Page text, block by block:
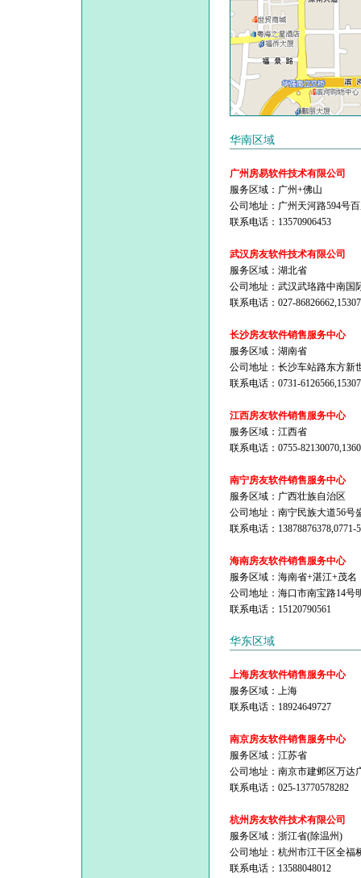
华南区域
广州房易软件技术有限公司
服务区域：广州+佛山
公司地址：广州天河路594号
联系电话：13570906453
武汉房友软件技术有限公司
服务区域：湖北省
公司地址：武汉武珞路中南国
联系电话：027-
长沙房友软件销售服务中心
服务区域：湖南省
公司地址：长沙车站路东方新
联系电话：0731-
江西房友软件销售服务中心
服务区域：江西省
联系电话：0755-
南宁房友软件销售服务中心
服务区域：广西壮族自治区
公司地址：南宁民族大道56号
联系电话：13878876378,0771-
海南房友软件销售服务中心
服务区域：海南省+湛江+茂名
公司地址：海口市南宝路14号
联系电话：15120790561
华东区域
上海房友软件销售服务中心
服务区域：上海
联系电话：18924649727
南京房友软件销售服务中心
服务区域：江苏省
公司地址：南京市建邺区万达
联系电话：025-13770578282
杭州房友软件技术有限公司
服务区域：浙江省(除温州)
公司地址：杭州市江干区全福
联系电话：13588048012